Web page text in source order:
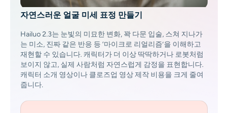
자연스러운 얼굴 미세 표정 만들기
Hailuo 2.3는 눈빛의 미묘한 변화, 꽉 다문 입술, 스쳐 지나가
는 미소, 진짜 같은 반응 등 ‘마이크로 리얼리즘’을 이해하고
재현할 수 있습니다. 캐릭터가 더 이상 딱딱하거나 로봇처럼
보이지 않고, 실제 사람처럼 자연스럽게 감정을 표현합니다.
캐릭터 소개 영상이나 클로즈업 영상 제작 비용을 크게 줄여
줍니다.